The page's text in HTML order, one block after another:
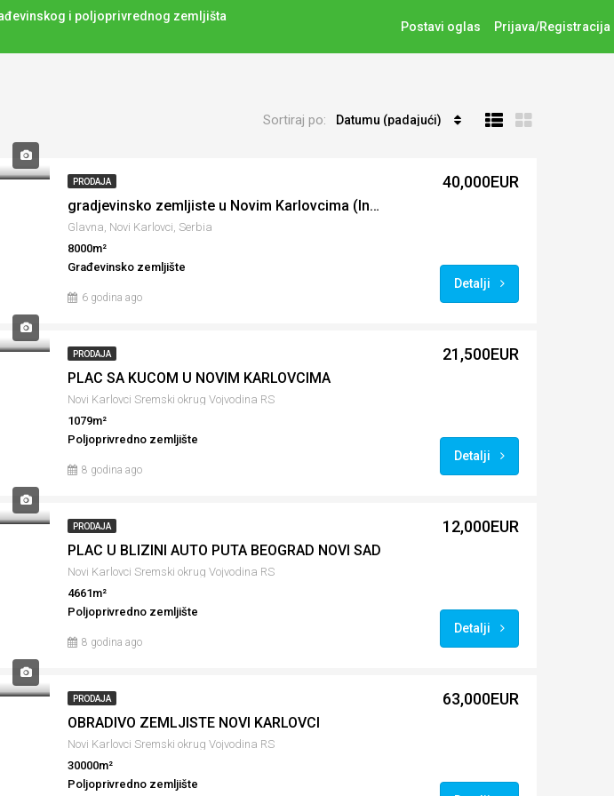
i poljoprivrednog zemljišta
Postavi oglas Prijava/Registracija
Sortiraj po: Datumu (padajući)
PRODAJA
gradjevinsko zemljiste u Novim Karlovcima (Indjija) DOGOVOR
Glavna, Novi Karlovci, Serbia
8000m²
Građevinsko zemljište
6 godina ago
40,000EUR
Detalji
PRODAJA
PLAC SA KUCOM U NOVIM KARLOVCIMA
Novi Karlovci Sremski оkrug Vojvodina RS
1079m²
Poljoprivredno zemljište
8 godina ago
21,500EUR
Detalji
PRODAJA
PLAC U BLIZINI AUTO PUTA BEOGRAD NOVI SAD
Novi Karlovci Sremski оkrug Vojvodina RS
4661m²
Poljoprivredno zemljište
8 godina ago
12,000EUR
Detalji
PRODAJA
OBRADIVO ZEMLJISTE NOVI KARLOVCI
Novi Karlovci Sremski оkrug Vojvodina RS
30000m²
Poljoprivredno zemljište
63,000EUR